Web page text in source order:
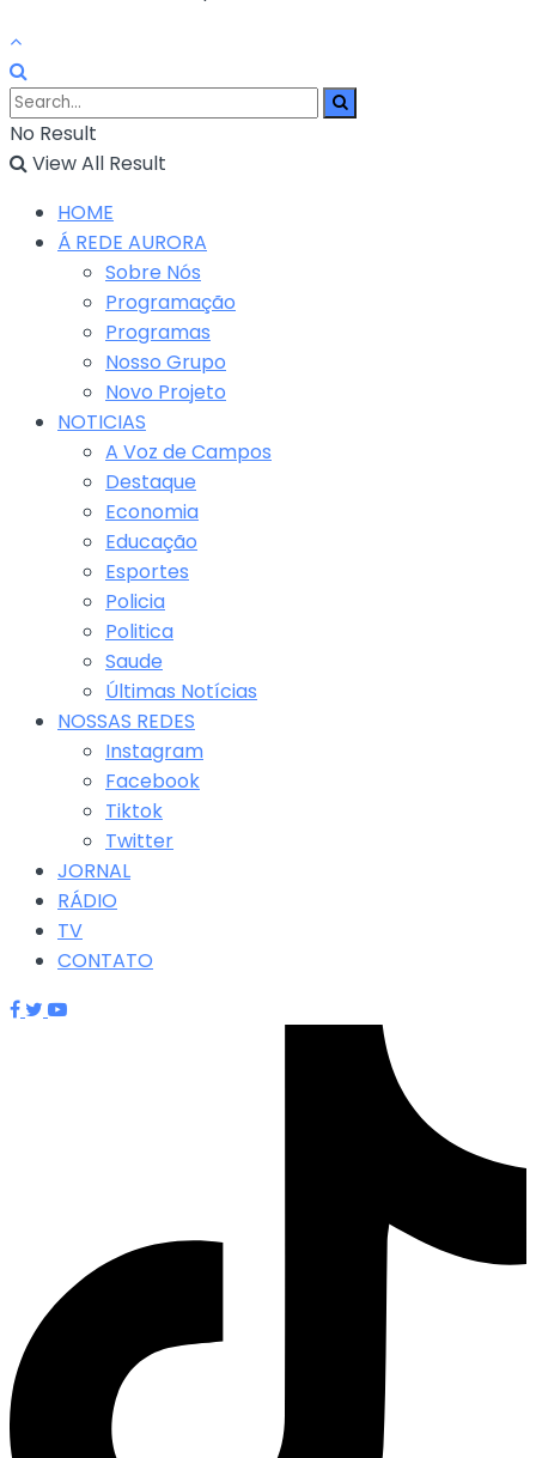
No Result
View All Result
HOME
Á REDE AURORA
Sobre Nós
Programação
Programas
Nosso Grupo
Novo Projeto
NOTICIAS
A Voz de Campos
Destaque
Economia
Educação
Esportes
Policia
Politica
Saude
Últimas Notícias
NOSSAS REDES
Instagram
Facebook
Tiktok
Twitter
JORNAL
RÁDIO
TV
CONTATO